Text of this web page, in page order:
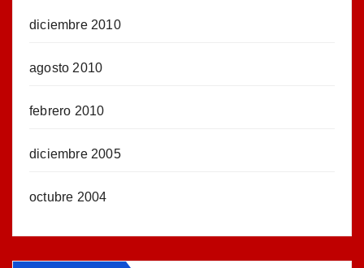
diciembre 2010
agosto 2010
febrero 2010
diciembre 2005
octubre 2004